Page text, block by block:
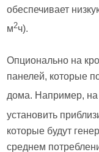
обеспечивает
м2ч).
Опционально на
панелей, которые
дома. Например,
установить
которые будут
среднем